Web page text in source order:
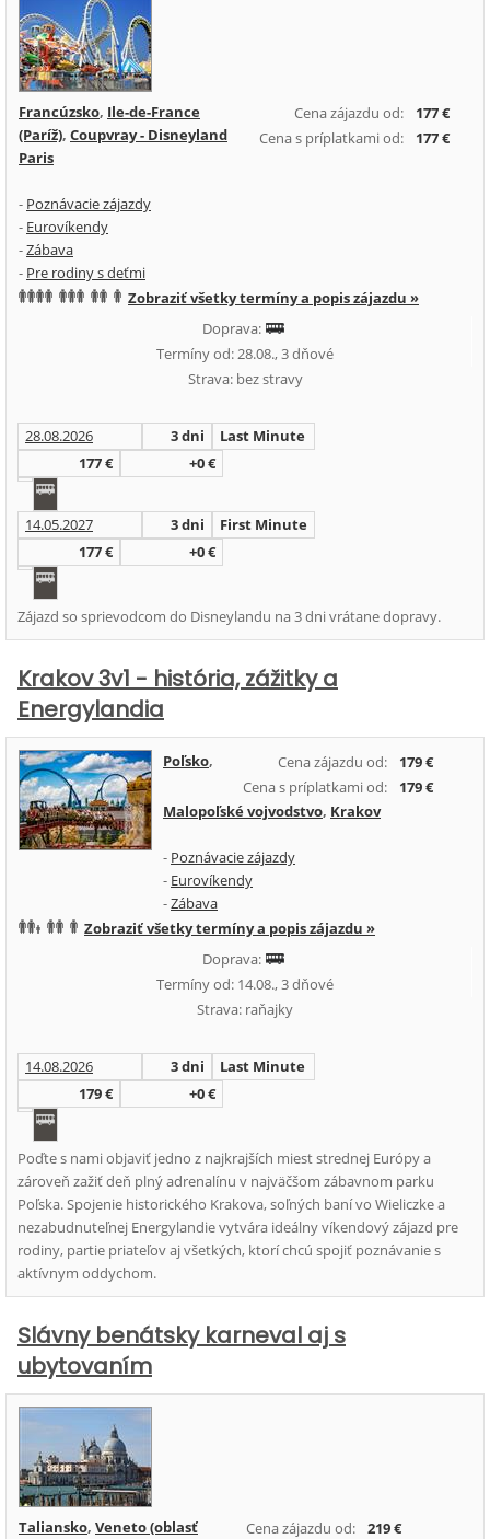
Cena zájazdu od:
177 €
Cena s príplatkami od:
177 €
Francúzsko, Ile-de-France
(Paríž), Coupvray - Disneyland
Paris
- Poznávacie zájazdy
- Eurovíkendy
-Zábava
- Pre rodiny s deťmi
Zobraziť všetky termíny a popis zájazdu »
Doprava:
Termíny od: 28.08., 3 dňové
Strava: bez stravy
28.08.2026 3 dni
Last Minute
177 €
+0 €
14.05.2027 3 dni
First Minute
177 €
+0 €
Zájazd so sprievodcom do Disneylandu na 3 dni vrátane dopravy.
Krakov 3v1 - história, zážitky a
Energylandia
Cena zájazdu od:
179 €
Cena s príplatkami od:
179 €
Poľsko,
Malopoľské vojvodstvo, Krakov
- Poznávacie zájazdy
- Eurovíkendy
-Zábava
Zobraziť všetky termíny a popis zájazdu »
Doprava:
Termíny od: 14.08., 3 dňové
Strava: raňajky
14.08.2026 3 dni
Last Minute
179 €
+0 €
Poďte s nami objaviť jedno z najkrajších miest strednej Európy a
zároveň zažiť deň plný adrenalínu v najväčšom zábavnom parku
Poľska. Spojenie historického Krakova, soľných baní vo Wieliczke a
nezabudnuteľnej Energylandie vytvára ideálny víkendový zájazd pre
rodiny, partie priateľov aj všetkých, ktorí chcú spojiť poznávanie s
aktívnym oddychom.
Slávny benátsky karneval aj s
ubytovaním
Cena zájazdu od:
219 €
Taliansko, Veneto (oblasť